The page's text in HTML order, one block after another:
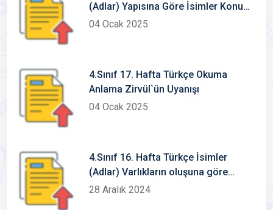
(Adlar) Yapısına Göre İsimler Konu
Etkinlikleri
04 Ocak 2025
4.Sınıf 17. Hafta Türkçe Okuma
Anlama Zirvül`ün Uyanışı
04 Ocak 2025
4.Sınıf 16. Hafta Türkçe İsimler
(Adlar) Varlıkların oluşuna göre
somut-soyut isimler
28 Aralık 2024